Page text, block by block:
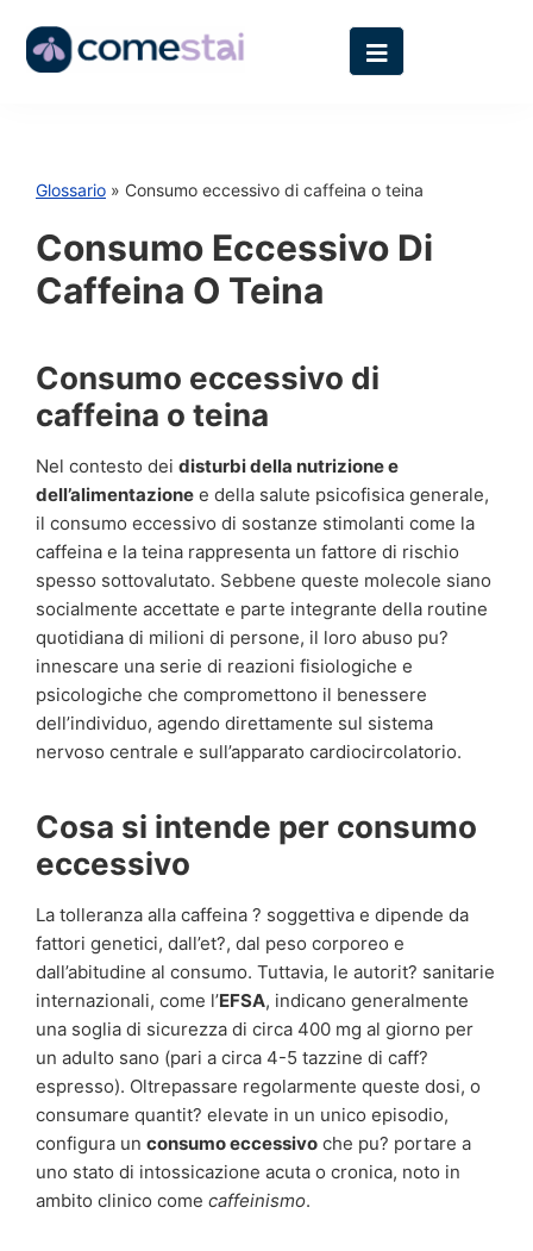
Glossario » Consumo eccessivo di caffeina o teina
Consumo Eccessivo Di
Caffeina O Teina
Consumo eccessivo di
caffeina o teina
Nel contesto dei disturbi della nutrizione e
dell’alimentazione e della salute psicofisica generale,
il consumo eccessivo di sostanze stimolanti come la
caffeina e la teina rappresenta un fattore di rischio
spesso sottovalutato. Sebbene queste molecole siano
socialmente accettate e parte integrante della routine
quotidiana di milioni di persone, il loro abuso pu?
innescare una serie di reazioni fisiologiche e
psicologiche che compromettono il benessere
dell’individuo, agendo direttamente sul sistema
nervoso centrale e sull’apparato cardiocircolatorio.
Cosa si intende per consumo
eccessivo
La tolleranza alla caffeina ? soggettiva e dipende da
fattori genetici, dall’et?, dal peso corporeo e
dall’abitudine al consumo. Tuttavia, le autorit? sanitarie
internazionali, come l’EFSA, indicano generalmente
una soglia di sicurezza di circa 400 mg al giorno per
un adulto sano (pari a circa 4-5 tazzine di caff?
espresso). Oltrepassare regolarmente queste dosi, o
consumare quantit? elevate in un unico episodio,
configura un consumo eccessivo che pu? portare a
uno stato di intossicazione acuta o cronica, noto in
ambito clinico come caffeinismo.